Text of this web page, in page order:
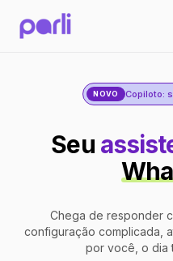
NOVO Copiloto:
Seu
Chega de responder
configuração complicada,
por você, o dia